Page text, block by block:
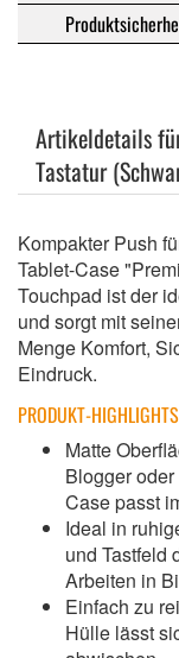
Artikeldetails
Tastatur
Kompakter Push
Tablet-Case
Touchpad ist der
und sorgt mit
Menge Komfort,
Eindruck.
PRODUKT-HIGHLIGHTS
Matte
Blogger
Case passt
Ideal in
und Tastfeld
Arbeiten in
Einfach zu
Hülle lässt